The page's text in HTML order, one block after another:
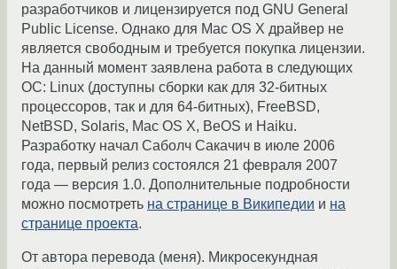
разработчиков и лицензируется под GNU General
Public License. Однако для Mac OS X драйвер не
является свободным и требуется покупка лицензии.
На данный момент заявлена работа в следующих
ОС: Linux (доступны сборки как для 32-битных
процессоров, так и для 64-битных), FreeBSD,
NetBSD, Solaris, Mac OS X, BeOS и Haiku.
Разработку начал Саболч Сакачич в июле 2006
года, первый релиз состоялся 21 февраля 2007
года — версия 1.0. Дополнительные подробности
можно посмотреть на странице в Википедии и на
странице проекта.
От автора перевода (меня). Микросекундная